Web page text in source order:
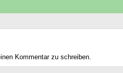
Kommentar zu schreiben.